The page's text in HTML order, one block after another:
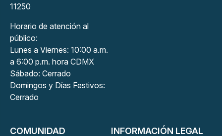
11250
Horario de atención al
público:
Lunes a Viernes: 10:00 a.m.
a 6:00 p.m. hora CDMX
Sábado: Cerrado
Domingos y Días Festivos:
Cerrado
COMUNIDAD INFORMACIÓN LEGAL